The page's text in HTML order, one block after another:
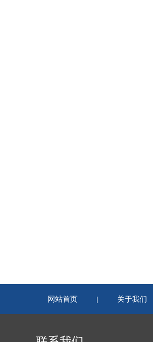
网站首页 | 关于我们